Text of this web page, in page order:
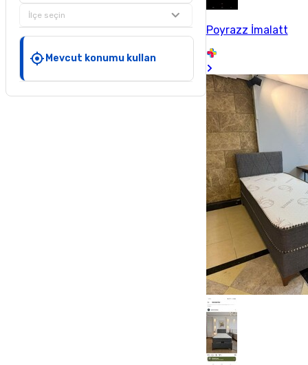
İlçe seçin
Mevcut konumu kullan
Poyrazz İmalatt